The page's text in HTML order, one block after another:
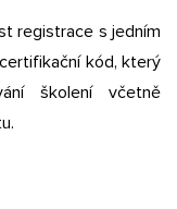
registrace s jedním
kód, který
školení včetně